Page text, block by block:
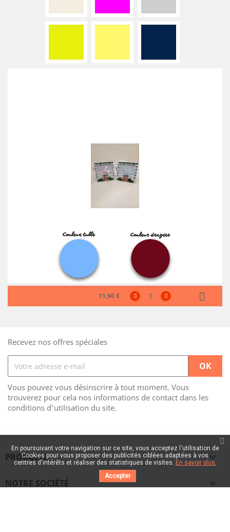
11,90 €
Recevez nos offres spéciales
Vous pouvez vous désinscrire à tout moment. Vous
trouverez pour cela nos informations de contact dans les
conditions d'utilisation du site.
PRODUITS 
NOTRE SOCIÉTÉ 
En poursuivant votre navigation sur ce site, vous acceptez l'utilisation de
Cookies pour vous proposer des publicités ciblées adaptées à vos
centres d'intérêts et réaliser des statistiques de visites. En savoir plus.
Accepter